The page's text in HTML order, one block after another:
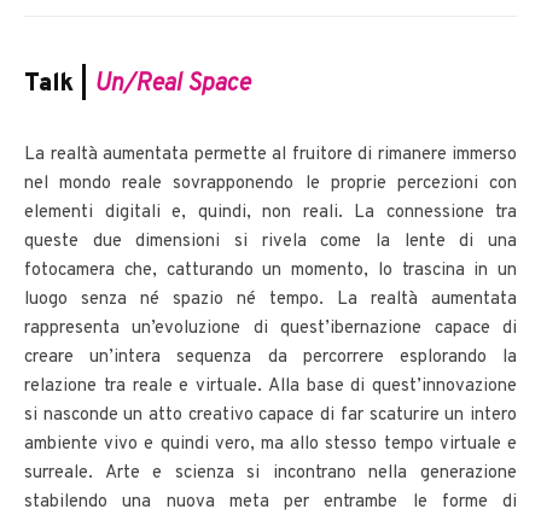
Talk | Un/Real Space
La realtà aumentata permette al fruitore di rimanere immerso
nel mondo reale sovrapponendo le proprie percezioni con
elementi digitali e, quindi, non reali. La connessione tra
queste due dimensioni si rivela come la lente di una
fotocamera che, catturando un momento, lo trascina in un
luogo senza né spazio né tempo. La realtà aumentata
rappresenta un’evoluzione di quest’ibernazione capace di
creare un’intera sequenza da percorrere esplorando la
relazione tra reale e virtuale. Alla base di quest’innovazione
si nasconde un atto creativo capace di far scaturire un intero
ambiente vivo e quindi vero, ma allo stesso tempo virtuale e
surreale. Arte e scienza si incontrano nella generazione
stabilendo una nuova meta per entrambe le forme di